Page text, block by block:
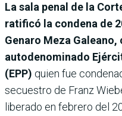
La sala penal de la
ratificó la condena de
Genaro Meza
autodenominado
(EPP) quien fue
secuestro de Franz
liberado en febrero del